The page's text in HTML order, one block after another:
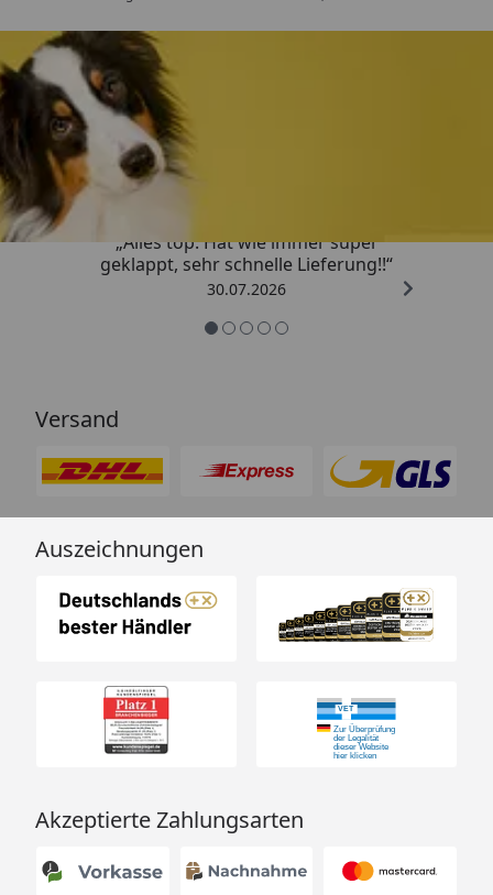
Trusted Shops
„Alles top. Hat wie immer super
geklappt, sehr schnelle Lieferung!!“
30.07.2026
Versand
Auszeichnungen
Akzeptierte Zahlungsarten